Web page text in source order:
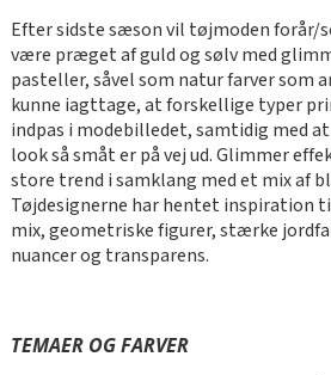
Efter sidste sæson vil tøjmoden forår/
være præget af guld og sølv med
pasteller, såvel som natur farver som
kunne iagttage, at forskellige typer
indpas i modebilledet, samtidig med
look så småt er på vej ud. Glimmer
store trend i samklang med et mix af
Tøjdesignerne har hentet inspiration
mix, geometriske figurer, stærke
nuancer og transparens.
TEMAER OG FARVER